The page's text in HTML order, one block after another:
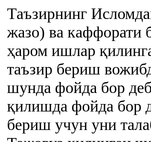
Таъзирнинг
жазо) ва каффорати
ҳаром ишлар
таъзир бериш
шунда фойда бор
қилишда фойда бор
бериш учун уни